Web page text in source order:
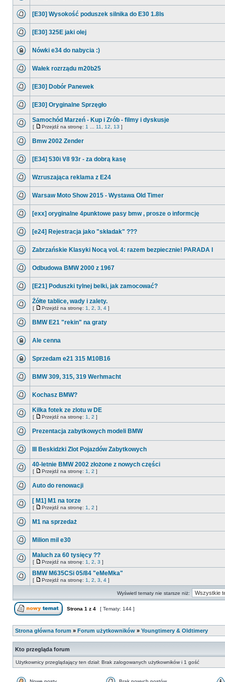
[E30] Wysokość poduszek silnika do E30 1.8Is
[E30] 325E jaki olej
Nówki e34 do nabycia :)
Wałek rozrządu m20b25
[E30] Dobór Panewek
[E30] Oryginalne Sprzęgło
Samochód Marzeń - Kup i Zrób - filmy i dyskusje
[ Przejdź na stronę: 1 11 12 13 ]
Bmw 2002 Zender
[E34] 530i V8 93r - za dobrą kasę
Wzruszająca reklama z E24
Warsaw Moto Show 2015 - Wystawa Old Timer
[exx] oryginalne 4punktowe pasy bmw , prosze o informcję
[e24] Rejestracja jako "składak" ???
Zabrzańskie Klasyki Nocą vol. 4: razem bezpiecznie! PARADA I
Odbudowa BMW 2000 z 1967
[E21] Poduszki tylnej belki, jak zamocować?
Żółte tablice, wady i zalety.
[ Przejdź na stronę: 1 2 3 4 ]
BMW E21 "rekin" na graty
Ale cenna
Sprzedam e21 315 M10B16
BMW 309, 315, 319 Werhmacht
Kochasz BMW?
Kilka fotek ze zlotu w DE
[ Przejdź na stronę: 1 2 ]
Prezentacja zabytkowych modeli BMW
III Beskidzki Zlot Pojazdów Zabytkowych
40-letnie BMW 2002 złożone z nowych części
[ Przejdź na stronę: 1 2 ]
Auto do renowacji
[ M1] M1 na torze
[ Przejdź na stronę: 1 2 ]
M1 na sprzedaż
Milion mil e30
Maluch za 60 tysięcy ??
[ Przejdź na stronę: 1 2 3 ]
BMW M635CSi 05/84 "eMeMka"
[ Przejdź na stronę: 1 2 3 4 ]
Wyświetl tematy nie starsze niż:
Strona 1 z 4 [ Tematy: 144 ]
Strona główna forum » Forum użytkowników » Youngtimery & Oldtimery
Kto przegląda forum
Użytkownicy przeglądający ten dział: Brak zalogowanych użytkowników i 1 gość